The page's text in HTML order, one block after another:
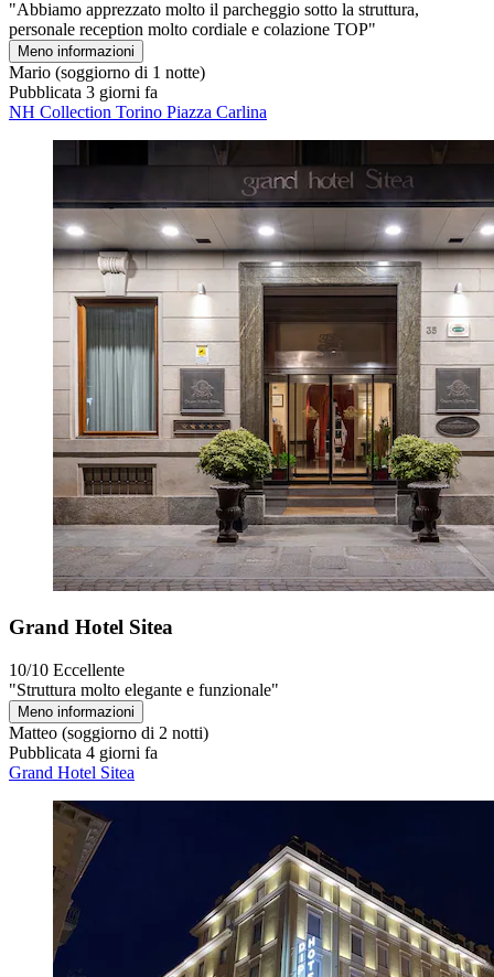
"Abbiamo apprezzato molto il parcheggio sotto la struttura,
personale reception molto cordiale e colazione TOP"
Meno informazioni
Mario (soggiorno di 1 notte)
Pubblicata 3 giorni fa
NH Collection Torino Piazza Carlina
Grand Hotel Sitea
10/10 Eccellente
"Struttura molto elegante e funzionale"
Meno informazioni
Matteo (soggiorno di 2 notti)
Pubblicata 4 giorni fa
Grand Hotel Sitea